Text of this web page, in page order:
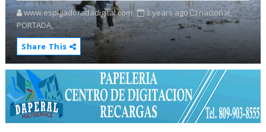
www.espigadoradadigital.com 3 years ago
nacional,
PORTADA,
Share This